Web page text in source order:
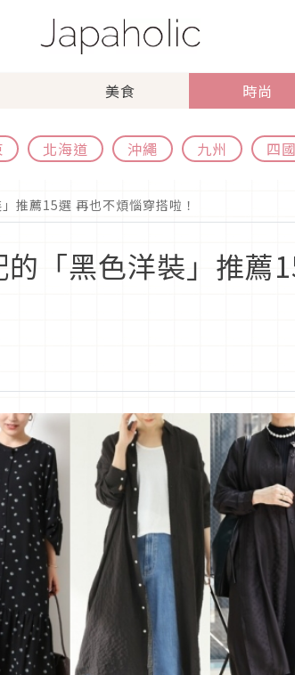
美食 時尚
北海道 沖繩 九州 四國
推薦15選 再也不煩惱穿搭啦！
「黑色洋裝」推薦